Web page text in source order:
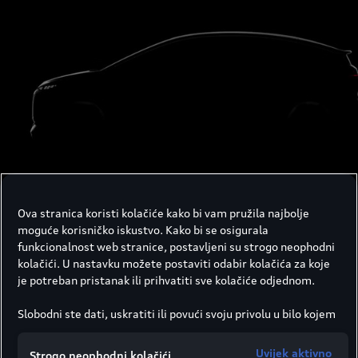
Ova stranica koristi kolačiće kako bi vam pružila najbolje
moguće korisničko iskustvo. Kako bi se osigurala
funkcionalnost web stranice, postavljeni su strogo neophodni
kolačići. U nastavku možete postaviti odabir kolačića za koje
je potreban pristanak ili prihvatiti sve kolačiće odjednom.
Slobodni ste dati, uskratiti ili povući svoju privolu u bilo kojem
Društvo Porsche Croatia d.o.o. odgovorno je za ovu web
Strogo neophodni kolačići Uvijek aktivno